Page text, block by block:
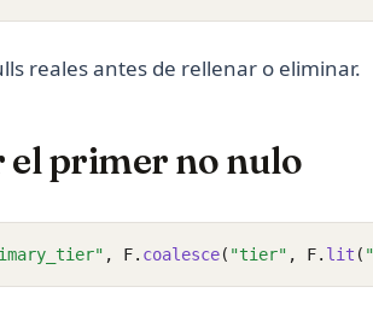
reales antes de rellenar o eliminar.
el primer no nulo
, F. coalesce( "tier" , F. lit (